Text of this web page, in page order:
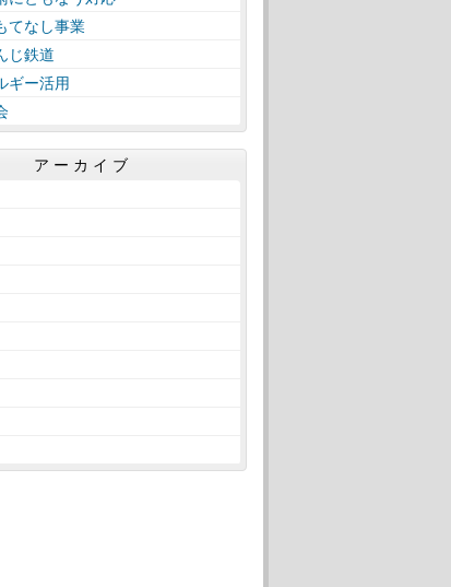
てなし事業
じ鉄道
ギー活用
アーカイブ